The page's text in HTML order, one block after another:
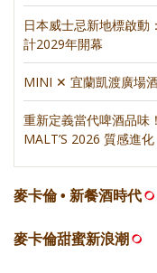
日本威士忌新地標啟動
計2029年開幕
MINI ✕ 宜蘭凱渡廣場
重新定義當代啤酒品味
MALT’S 2026 質感進化
麥卡倫 • 新餐酒時代
麥卡倫甜蜜新浪潮